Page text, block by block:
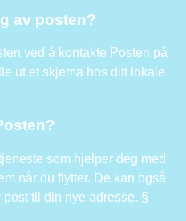
av posten?
ved å kontakte Posten på
ut et skjema hos ditt lokale
som hjelper deg med
når du flytter. De kan også
til din nye adresse. §